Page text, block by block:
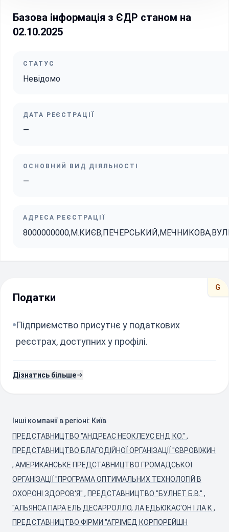
Базова інформація з ЄДР станом на
02.10.2025
СТАТУС
Невідомо
ДАТА РЕЄСТРАЦІЇ
—
ОСНОВНИЙ ВИД ДІЯЛЬНОСТІ
—
АДРЕСА РЕЄСТРАЦІЇ
G
Податки
Підприємство присутнє у податкових
реєстрах, доступних у профілі.
Дізнатись більше
Інші компанії в регіоні: Київ
ПРЕДСТАВНИЦТВО "АНДРЕАС НЕОКЛЕУС ЕНД КО." ,
ПРЕДСТАВНИЦТВО БЛАГОДІЙНОЇ ОРГАНІЗАЦІЇ "ЄВРОВІЖИН
, АМЕРИКАНСЬКЕ ПРЕДСТАВНИЦТВО ГРОМАДСЬКОЇ
ОРГАНІЗАЦІЇ "ПРОГРАМА ОПТИМАЛЬНИХ ТЕХНОЛОГІЙ В
ОХОРОНІ ЗДОРОВ'Я" , ПРЕДСТАВНИЦТВО "БУЛНЕТ Б.В." ,
"АЛЬЯНСА ПАРА ЕЛЬ ДЕСАРРОЛЛО, ЛА ЕДЬЮКАС'ОН І ЛА К ,
ПРЕДСТАВНИЦТВО ФІРМИ "АГРІМЕД КОРПОРЕЙШН